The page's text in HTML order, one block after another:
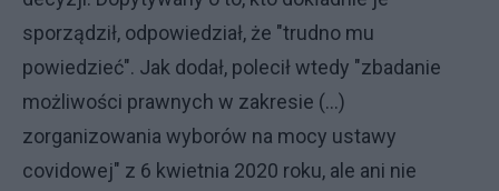
sporządził, odpowiedział, że "trudno mu
powiedzieć". Jak dodał, polecił wtedy "zbadanie
możliwości prawnych w zakresie (...)
zorganizowania wyborów na mocy ustawy
covidowej" z 6 kwietnia 2020 roku, ale ani nie